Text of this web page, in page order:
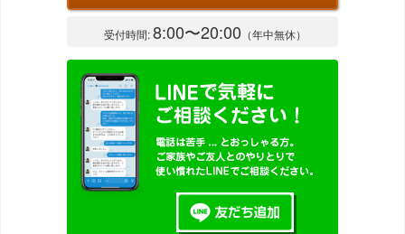
受付時間:8:00〜20:00 （年中無休）